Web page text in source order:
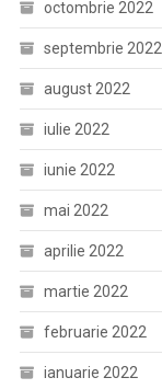
octombrie 2022
septembrie 2022
august 2022
iulie 2022
iunie 2022
mai 2022
aprilie 2022
martie 2022
februarie 2022
ianuarie 2022